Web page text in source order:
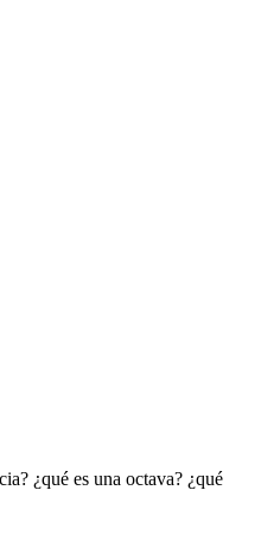
¿qué es una octava? ¿qué